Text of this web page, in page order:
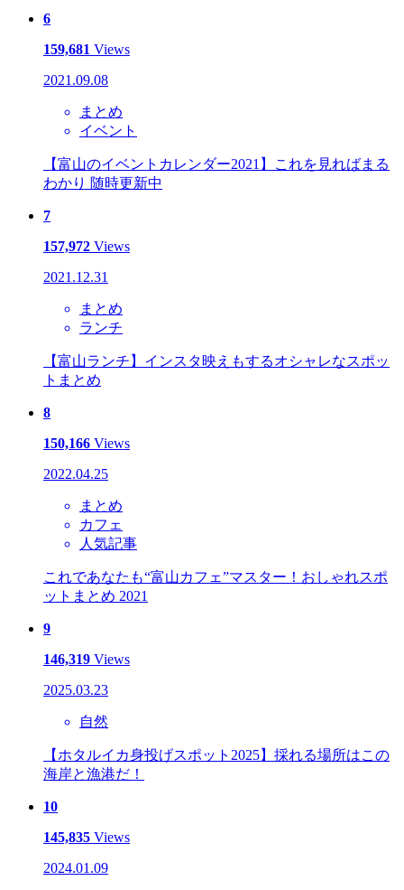
6
159,681 Views
2021.09.08
まとめ
イベント
【富山のイベントカレンダー2021】これを見ればまる
わかり 随時更新中
7
157,972 Views
2021.12.31
まとめ
ランチ
【富山ランチ】インスタ映えもするオシャレなスポッ
トまとめ
8
150,166 Views
2022.04.25
まとめ
カフェ
人気記事
これであなたも“富山カフェ”マスター！おしゃれスポ
ットまとめ 2021
9
146,319 Views
2025.03.23
自然
【ホタルイカ身投げスポット2025】採れる場所はこの
海岸と漁港だ！
10
145,835 Views
2024.01.09